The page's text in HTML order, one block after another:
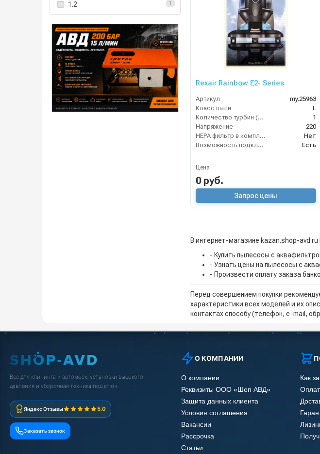
1.2 1
Rexair Rainbow E2- Series
Артикул
my.25963
Класс пыли
L
Количество турбин (шт)
1
Напряжение
220
HEPA фильтр в комплекте
Нет
Возможность подключения электрощетки
Есть
Цена
0 руб.
Запрос цены
В интернет-магазине kazan.shop-
- Купить пылесосы с
- Узнать цены на пылесосы с
- Произвести оплату заказа
Перед совершением покупки
характеристики всех моделей и их
контактах способу (телефон, e-mail,
Всё для клининга и автомоек: установки высокого
давления и уборочная техника под ключ.
Яндекс Отзывы 5.0
Заказать звонок
О КОМПАНИИ
О компании
Реквизиты ООО «Шоп АВД»
Защита данных клиента
Условия соглашения
Вакансии
Рассрочка
Статьи
Как